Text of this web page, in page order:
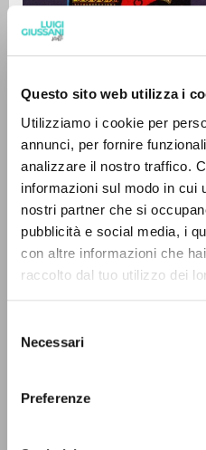
Questo sito web utilizza i
Utilizziamo i cookie per
annunci, per fornire
analizzare il nostro traffico.
informazioni sul modo in cui
nostri partner che si
pubblicità e social media, i
con altre informazioni che
raccolto dal tuo utilizzo dei
delNecessari
Preferenze
Giussani Luigi Autore
Jaca Book
Italiano
Pagine: 1258
0
RISULTATI